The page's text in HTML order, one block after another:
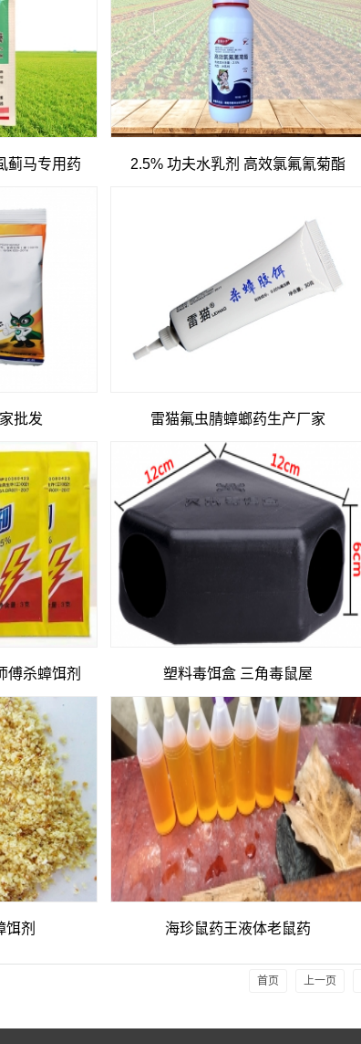
蓟马专用药 2.5% 功夫水乳剂 高效氯氟氰菊酯
批发 雷猫氟虫腈蟑螂药生产厂家
傅杀蟑饵剂 塑料毒饵盒 三角毒鼠屋
饵剂 海珍鼠药王液体老鼠药
首页 上一页